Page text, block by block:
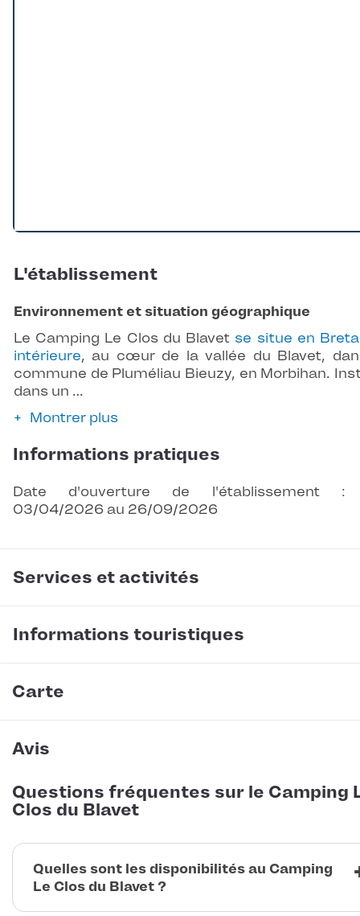
L'établissement
Environnement et situation géographique
Le Camping Le Clos du Blavet se situe en
intérieure, au cœur de la vallée du Blavet,
commune de Pluméliau Bieuzy, en Morbihan.
dans un …
Montrer plus
Informations pratiques
Date d'ouverture de l'établissement :
03/04/2026 au 26/09/2026
Services et activités
Informations touristiques
Carte
Avis
Questions fréquentes sur le Camping
Clos du Blavet
Quelles sont les disponibilités au Camping
Le Clos du Blavet ?